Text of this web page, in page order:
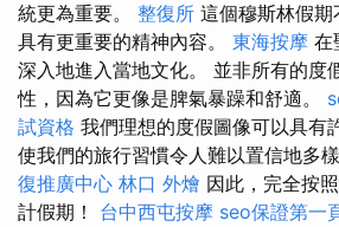
統更為重要。 整復所 這個穆斯林假
具有更重要的精神內容。 東海按摩 在
深入地進入當地文化。 並非所有的度
性，因為它更像是脾氣暴躁和舒適。
試資格 我們理想的度假圖像可以具有
使我們的旅行習慣令人難以置信地多
復推廣中心 林口 外燴 因此，完全按
計假期！ 台中西屯按摩 seo保證第一